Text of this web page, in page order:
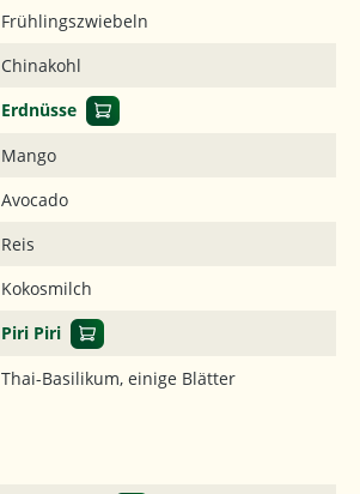
Frühlingszwiebeln
Chinakohl
Erdnüsse
Mango
Avocado
Reis
Kokosmilch
Piri Piri
Thai-Basilikum, einige Blätter